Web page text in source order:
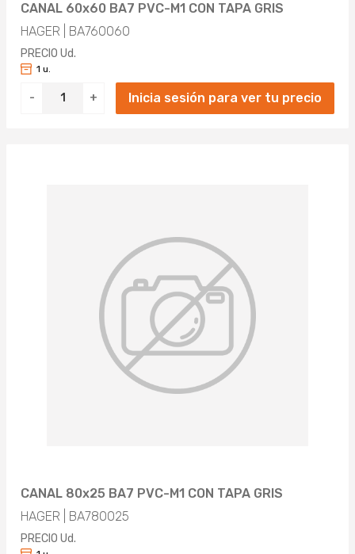
CANAL 60x60 BA7 PVC-M1 CON TAPA GRIS
HAGER | BA760060
PRECIO Ud.
- +
1 u.
Inicia sesión para ver tu precio
CANAL 80x25 BA7 PVC-M1 CON TAPA GRIS
HAGER | BA780025
PRECIO Ud.